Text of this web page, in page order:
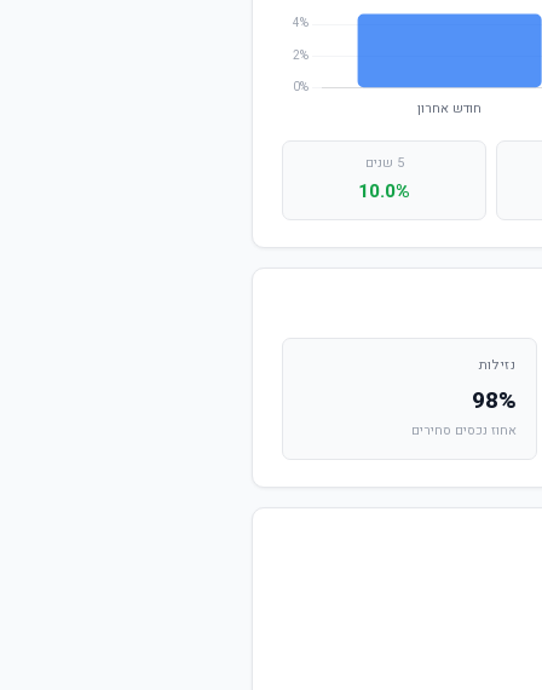
5 שנים
10.0%
נזילות
98%
אחוז נכסים סחירים